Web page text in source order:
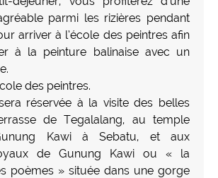
parmi les rizières pendant
arriver à l’école des peintres afin
à la peinture balinaise avec un
des peintres.
réservée à la visite des belles
de Tegalalang, au temple
Kawi à Sebatu, et aux
de Gunung Kawi ou « la
poèmes » située dans une gorge